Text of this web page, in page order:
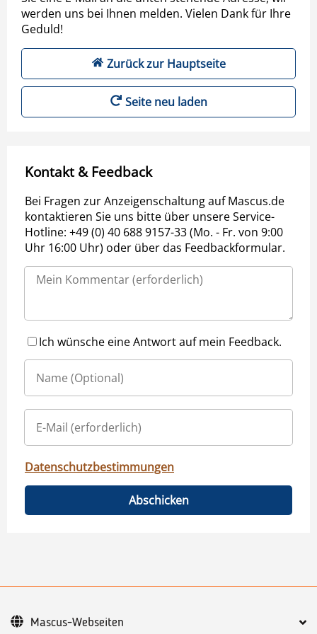
werden uns bei Ihnen melden. Vielen Dank für Ihre
Geduld!
Zurück zur Hauptseite
Seite neu laden
Kontakt & Feedback
Bei Fragen zur Anzeigenschaltung auf Mascus.de
kontaktieren Sie uns bitte über unsere Service-
Hotline: +49 (0) 40 688 9157-33 (Mo. - Fr. von 9:00
Uhr 16:00 Uhr) oder über das Feedbackformular.
Ich wünsche eine Antwort auf mein Feedback.
Datenschutzbestimmungen
Abschicken
Mascus-Webseiten